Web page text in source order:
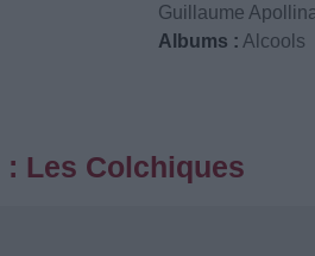
Guillaume
Albums : Alcools
: Les Colchiques